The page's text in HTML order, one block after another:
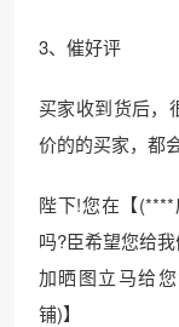
3、催好评
买家收到货后，
价的的买家，都
陛下!您在【
吗?臣希望您给
加晒图立马给
铺)】